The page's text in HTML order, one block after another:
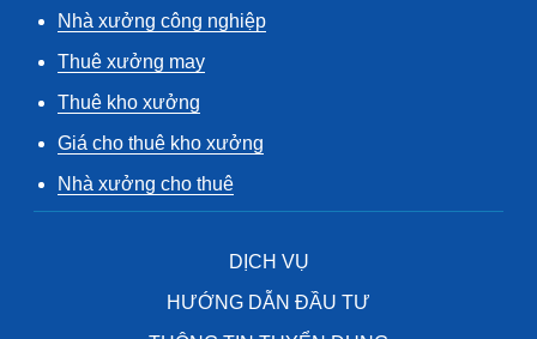
Nhà xưởng công nghiệp
Thuê xưởng may
Thuê kho xưởng
Giá cho thuê kho xưởng
Nhà xưởng cho thuê
DỊCH VỤ
HƯỚNG DẪN ĐẦU TƯ